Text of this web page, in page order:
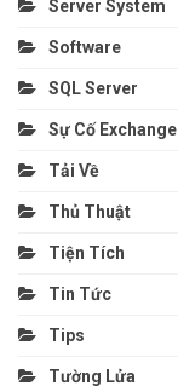
Server System
Software
SQL Server
Sự Cố Exchange
Tải Về
Thủ Thuật
Tiện Tích
Tin Tức
Tips
Tường Lửa